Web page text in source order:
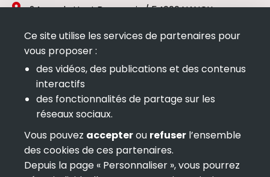
location_on 24 rue du Haut Bourgeois / 54000 NANCY
phone_android 03 83 17 17 24
alternate_email contact@alfa-formations.org
S'abonner à la newsletter
Déclaration
d'activité
enregistrée
sous le n°
Ce site utilise les services de partenaires pour
vous proposer :
des vidéos, des publications et des contenus
interactifs
des fonctionnalités de partage sur les
réseaux sociaux.
Vous pouvez accepterou refuser l’ensemble
des cookies de ces partenaires.
Depuis la page « Personnaliser », vous pourrez